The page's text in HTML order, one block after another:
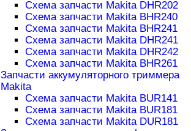
Схема запчасти Makita DHR202
Схема запчасти Makita BHR240
Схема запчасти Makita BHR241
Схема запчасти Makita DHR241
Схема запчасти Makita DHR242
Схема запчасти Makita BHR261
Запчасти аккумуляторного триммера
Makita
Схема запчасти Makita BUR141
Схема запчасти Makita BUR181
Схема запчасти Makita DUR181